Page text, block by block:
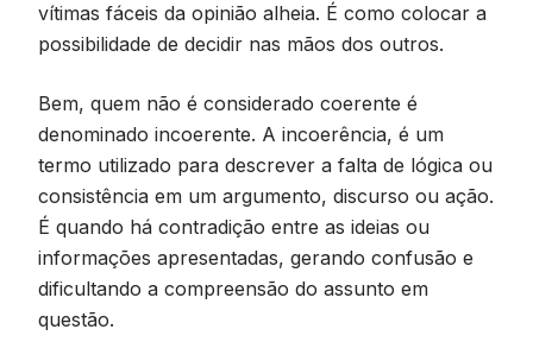
vítimas fáceis da opinião alheia. É como colocar a
possibilidade de decidir nas mãos dos outros.
Bem, quem não é considerado coerente é
denominado incoerente. A incoerência, é um
termo utilizado para descrever a falta de lógica ou
consistência em um argumento, discurso ou ação.
É quando há contradição entre as ideias ou
informações apresentadas, gerando confusão e
dificultando a compreensão do assunto em
questão.